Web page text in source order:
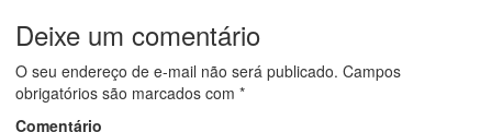
Deixe um comentário
O seu endereço de e-mail não será publicado. Campos
obrigatórios são marcados com *
Comentário